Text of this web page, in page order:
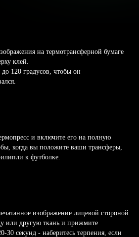
на термотрансферной бумаге
клей.
120 градусов, чтобы он
и включите его на полную
когда вы положите ваши трансферы,
к футболке.
изображение лицевой стороной
или другую ткань и прижмите
30 секунд - наберитесь терпения, если